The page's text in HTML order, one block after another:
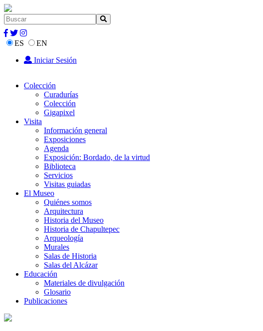
ES
EN
Iniciar Sesión
Colección
Curadurías
Colección
Gigapixel
Visita
Información general
Exposiciones
Agenda
Exposición: Bordado, de la virtud
Biblioteca
Servicios
Visitas guiadas
El Museo
Quiénes somos
Arquitectura
Historia del Museo
Historia de Chapultepec
Arqueología
Murales
Salas de Historia
Salas del Alcázar
Educación
Materiales de divulgación
Glosario
Publicaciones